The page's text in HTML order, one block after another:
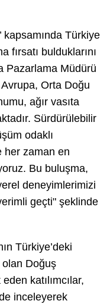
kapsamında Türkiye
fırsatı bulduklarını
Pazarlama Müdürü
Avrupa, Orta Doğu
ağır vasıta
Sürdürülebilir
odaklı
her zaman en
Bu buluşma,
deneyimlerimizi
geçti" şeklinde
Türkiye’deki
olan Doğuş
katılımcılar,
inceleyerek